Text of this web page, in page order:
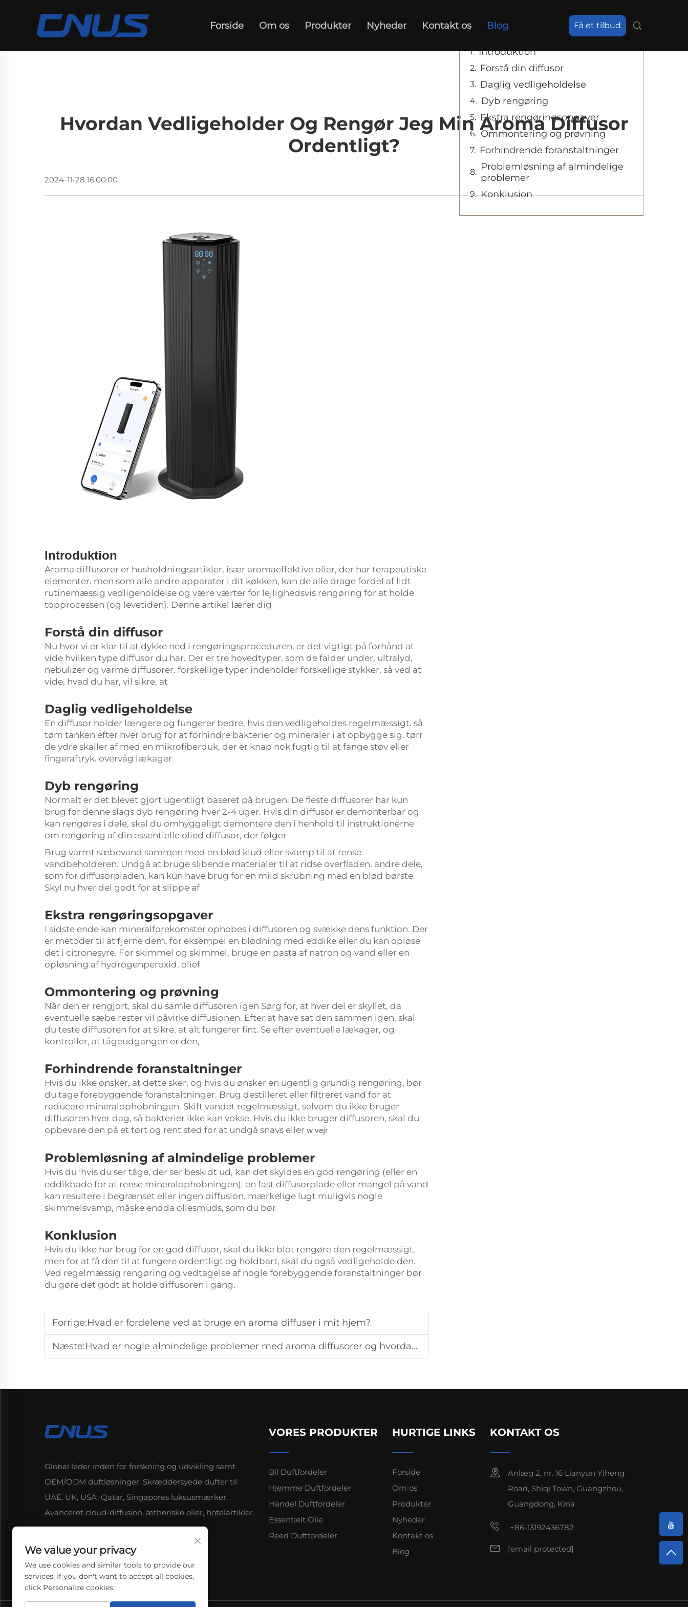
Forside Om os Produkter Nyheder Kontakt os Blog Få et tilbud
Hvordan Vedligeholder Og Rengør Jeg Min Aroma Diffusor
Ordentligt?
2024-11-28 16:00:00
Introduktion
Aroma diffusorer er husholdningsartikler, især aromaeffektive olier, der har terapeutiske
elementer. men som alle andre apparater i dit køkken, kan de alle drage fordel af lidt
rutinemæssig vedligeholdelse og være værter for lejlighedsvis rengøring for at holde
topprocessen (og levetiden). Denne artikel lærer dig
Forstå din diffusor
Nu hvor vi er klar til at dykke ned i rengøringsproceduren, er det vigtigt på forhånd at
vide hvilken type diffusor du har. Der er tre hovedtyper, som de falder under, ultralyd,
nebulizer og varme diffusorer. forskellige typer indeholder forskellige stykker, så ved at
vide, hvad du har, vil sikre, at
Daglig vedligeholdelse
En diffusor holder længere og fungerer bedre, hvis den vedligeholdes regelmæssigt. så
tøm tanken efter hver brug for at forhindre bakterier og mineraler i at opbygge sig. tørr
de ydre skaller af med en mikrofiberduk, der er knap nok fugtig til at fange støv eller
fingeraftryk. overvåg lækager
Dyb rengøring
Normalt er det blevet gjort ugentligt baseret på brugen. De fleste diffusorer har kun
brug for denne slags dyb rengøring hver 2-4 uger. Hvis din diffusor er demonterbar og
kan rengøres i dele, skal du omhyggeligt demontere den i henhold til instruktionerne
om rengøring af din essentielle olied diffusor, der følger
Brug varmt sæbevand sammen med en blød klud eller svamp til at rense
vandbeholderen. Undgå at bruge slibende materialer til at ridse overfladen. andre dele,
som for diffusorpladen, kan kun have brug for en mild skrubning med en blød børste.
Skyl nu hver del godt for at slippe af
Ekstra rengøringsopgaver
I sidste ende kan mineralforekomster ophobes i diffusoren og svække dens funktion. Der
er metoder til at fjerne dem, for eksempel en blødning med eddike eller du kan opløse
det i citronesyre. For skimmel og skimmel, bruge en pasta af natron og vand eller en
opløsning af hydrogenperoxid. olief
Ommontering og prøvning
Når den er rengjort, skal du samle diffusoren igen Sørg for, at hver del er skyllet, da
eventuelle sæbe rester vil påvirke diffusionen. Efter at have sat den sammen igen, skal
du teste diffusoren for at sikre, at alt fungerer fint. Se efter eventuelle lækager, og
kontroller, at tågeudgangen er den,
Forhindrende foranstaltninger
Hvis du ikke ønsker, at dette sker, og hvis du ønsker en ugentlig grundig rengøring, bør
du tage forebyggende foranstaltninger. Brug destilleret eller filtreret vand for at
reducere mineralophobningen. Skift vandet regelmæssigt, selvom du ikke bruger
diffusoren hver dag, så bakterier ikke kan vokse. Hvis du ikke bruger diffusoren, skal du
opbevare den på et tørt og rent sted for at undgå snavs eller w vejr
Problemløsning af almindelige problemer
Hvis du ’hvis du ser tåge, der ser beskidt ud, kan det skyldes en god rengøring (eller en
eddikbade for at rense mineralophobningen). en fast diffusorplade eller mangel på vand
kan resultere i begrænset eller ingen diffusion. mærkelige lugt muligvis nogle
skimmelsvamp, måske endda oliesmuds, som du bør
Konklusion
Hvis du ikke har brug for en god diffusor, skal du ikke blot rengøre den regelmæssigt,
men for at få den til at fungere ordentligt og holdbart, skal du også vedligeholde den.
Ved regelmæssig rengøring og vedtagelse af nogle forebyggende foranstaltninger bør
du gøre det godt at holde diffusoren i gang.
Forrige:Hvad er fordelene ved at bruge en aroma diffuser i mit hjem?
Næste:Hvad er nogle almindelige problemer med aroma diffusorer og hvordan løser man dem?
Indholdsfortegnelse
Introduktion
Forstå din diffusor
Daglig vedligeholdelse
Dyb rengøring
Ekstra rengøringsopgaver
Ommontering og prøvning
Forhindrende foranstaltninger
Problemløsning af almindelige
problemer
Konklusion
Global leder inden for forskning og udvikling samt
OEM/ODM duftløsninger. Skræddersyede dufter til
UAE, UK, USA, Qatar, Singapores luksusmærker.
Avanceret cloud-diffusion, ætheriske olier, hotelartikler.
VORES PRODUKTER
Bil Duftfordeler
Hjemme Duftfordeler
Handel Duftfordeler
Essentielt Olie
Reed Duftfordeler
HURTIGE LINKS
Forside
Om os
Produkter
Nyheder
Kontakt os
Blog
KONTAKT OS
Anlæg 2, nr. 16 Lianyun Yiheng
Road, Shiqi Town, Guangzhou,
Guangdong, Kina
+86-13192436782
[email protected]
We value your privacy
We use cookies and similar tools to provide our
services. If you don't want to accept all cookies,
click Personalize cookies.